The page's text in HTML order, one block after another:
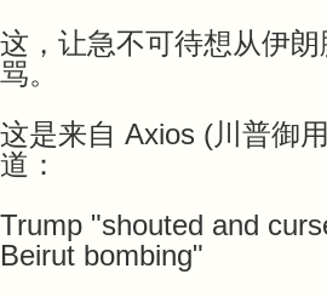
这，让急不可待想从伊
骂。
这是来自 Axios (川普御
道：
Trump "shouted and
Beirut bombing"